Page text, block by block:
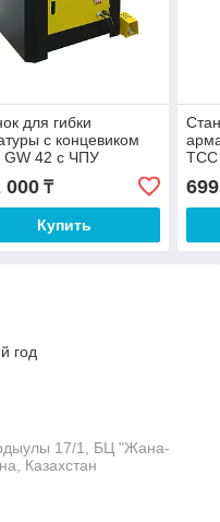
для гибки
с концевиком
42 c ЧПУ
000₸
Купить
ТСС
год
17/1, БЦ "Жана-
Казахстан